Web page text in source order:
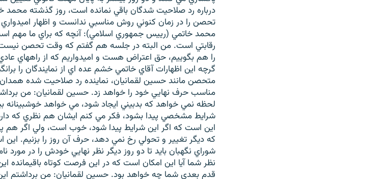
درباره رد صلاحيت شدگان باقي نمانده است، روز گذشته محمد
تحصن را در زمان كنوني روش مناسبي ندانست و اظهار اميدواري
محمد خاتمي (رييس جمهوري اسلامي): آنچه كه براي ما مهم
رقابتي است. من البته در جلسه هم گفتم كه وقت تحصن نيست،
را هم بگوييم، حق اعتراض هست و اميدواريم كه از راههاي
گرچه اين اظهارات آقاي خاتمي خشم عده اي از نمايندگان را
متحصن مانند حسين لقمانيان، نماينده رد صلاحيت شده
مناسب حرف نهايي خود را خواهد زد. حسين لقمانيان: من
لحظه نمي خواهد كه بدبيني ايجاد شود، مي خواهد خوشبينانه
شرايط مشخصي پيدا بشود، فكر مي كنم ايشان هم نظري كه
اين است كه اگر اين شرايط پيدا شود، خوب است، ولي اگر هم
كه ديگر تغيير و تحولي رخ نمي دهد، حرف آن روز را بزنيم.
شوراي نگهبان بايد تا دو روز ديگر نظر نهايي خودش را در مورد
نظر شما آيا اين امكان است كه در اين فرصت كوتاه
قدم بعدي شما چه خواهد بود. حسين لقمانيان: من برداشتم